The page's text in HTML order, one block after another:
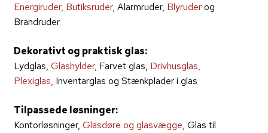
Energiruder, Butiksruder, Alarmruder, Blyruderog
Brandruder
Dekorativt og praktisk glas:
Lydglas, Glashylder, Farvet glas, Drivhusglas,
Plexiglas, Inventarglas og Stænkplader i glas
Tilpassede løsninger:
Kontorløsninger, Glasdøre og glasvægge, Glas til